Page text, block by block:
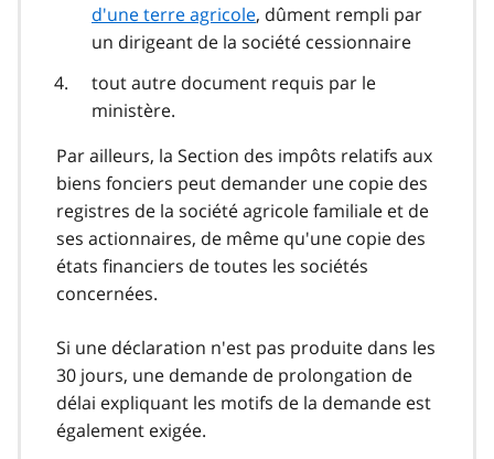
d'une terre agricole, dûment rempli par
un dirigeant de la société cessionnaire
tout autre document requis par le
ministère.
Par ailleurs, la Section des impôts relatifs aux
biens fonciers peut demander une copie des
registres de la société agricole familiale et de
ses actionnaires, de même qu'une copie des
états financiers de toutes les sociétés
concernées.
Si une déclaration n'est pas produite dans les
30 jours, une demande de prolongation de
délai expliquant les motifs de la demande est
également exigée.